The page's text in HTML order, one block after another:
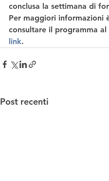
conclusa la settimana di
Per maggiori informazioni
consultare il programma al
link.
Post recenti